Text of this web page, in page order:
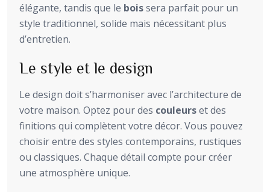
élégante, tandis que le boissera parfait pour un
style traditionnel, solide mais nécessitant plus
d’entretien.
Le style et le design
Le design doit s’harmoniser avec l’architecture de
votre maison. Optez pour des couleurset des
finitions qui complètent votre décor. Vous pouvez
choisir entre des styles contemporains, rustiques
ou classiques. Chaque détail compte pour créer
une atmosphère unique.